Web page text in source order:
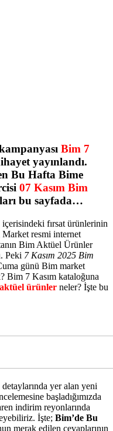
Bim 7
yayınlandı.
Bu Hafta Bime
07 Kasım Bim
bu sayfada…
fırsat ürünlerinin
Market resmi internet
Bim Aktüel Ürünler
Peki 7 Kasım 2025 Bim
günü Bim market
Bim 7 Kasım kataloğuna
aktüel ürünler neler? İşte bu
yer alan yeni
başladığımızda
indirim reyonlarında
İşte; Bim’de Bu
merak edilen cevaplarının